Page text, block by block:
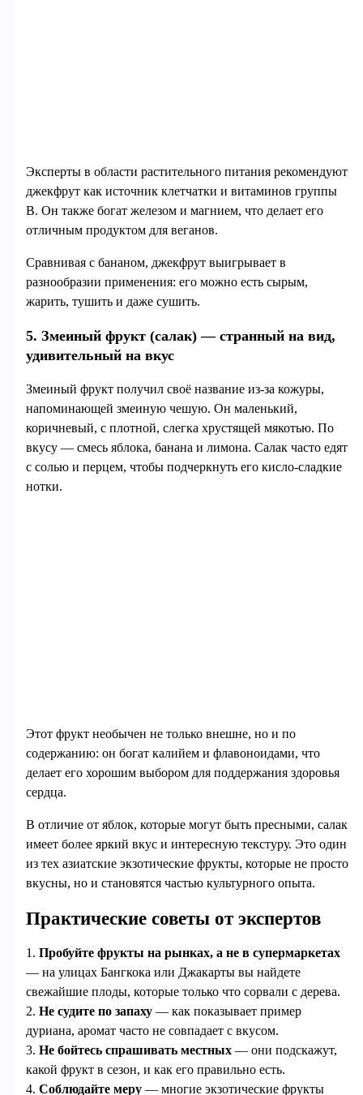
Эксперты в области растительного питания рекомендуют
джекфрут как источник клетчатки и витаминов группы
B. Он также богат железом и магнием, что делает его
отличным продуктом для веганов.
Сравнивая с бананом, джекфрут выигрывает в
разнообразии применения: его можно есть сырым,
жарить, тушить и даже сушить.
5. Змеиный фрукт (салак) — странный на вид,
удивительный на вкус
Змеиный фрукт получил своё название из-за кожуры,
напоминающей змеиную чешую. Он маленький,
коричневый, с плотной, слегка хрустящей мякотью. По
вкусу — смесь яблока, банана и лимона. Салак часто едят
с солью и перцем, чтобы подчеркнуть его кисло-сладкие
нотки.
Этот фрукт необычен не только внешне, но и по
содержанию: он богат калийем и флавоноидами, что
делает его хорошим выбором для поддержания здоровья
сердца.
В отличие от яблок, которые могут быть пресными, салак
имеет более яркий вкус и интересную текстуру. Это один
из тех азиатские экзотические фрукты, которые не просто
вкусны, но и становятся частью культурного опыта.
Практические советы от экспертов
1. Пробуйте фрукты на рынках, а не в супермаркетах
— на улицах Бангкока или Джакарты вы найдете
свежайшие плоды, которые только что сорвали с дерева.
2. Не судите по запаху— как показывает пример
дуриана, аромат часто не совпадает с вкусом.
3. Не бойтесь спрашивать местных— они подскажут,
какой фрукт в сезон, и как его правильно есть.
4. Соблюдайте меру— многие экзотические фрукты